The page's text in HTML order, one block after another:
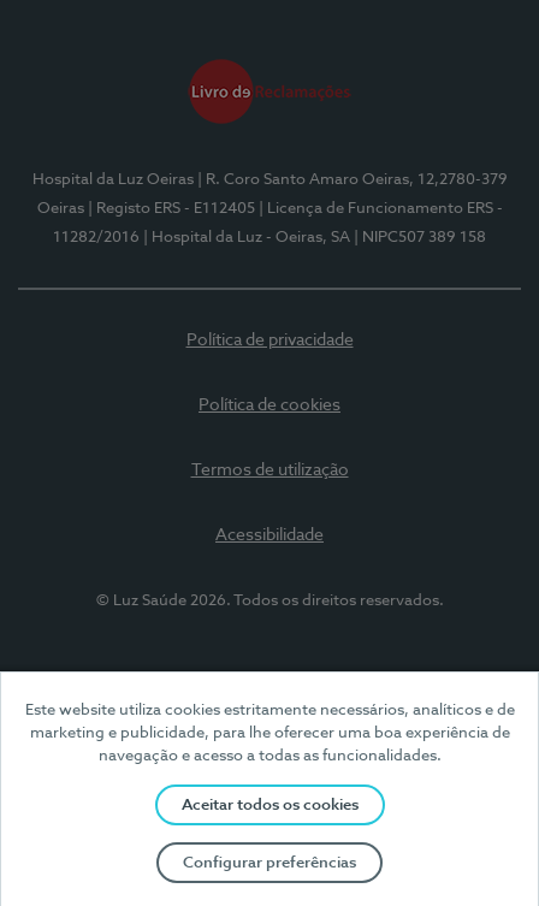
Este website utiliza cookies estritamente necessários, analíticos e de
marketing e publicidade, para lhe oferecer uma boa experiência de
navegação e acesso a todas as funcionalidades.
Aceitar todos os cookies
Configurar preferências
Hospital da Luz Oeiras
| R. Coro Santo Amaro Oeiras, 12,2780-379
Oeiras
| Registo ERS - E112405
| Licença de Funcionamento ERS -
11282/2016
| Hospital da Luz - Oeiras, SA | NIPC507 389 158
Política de privacidade
Política de cookies
Termos de utilização
Acessibilidade
© Luz Saúde 2026. Todos os direitos reservados.